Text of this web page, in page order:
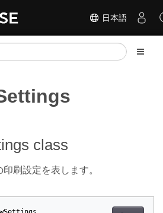
日本語
class
刷設定を表します。